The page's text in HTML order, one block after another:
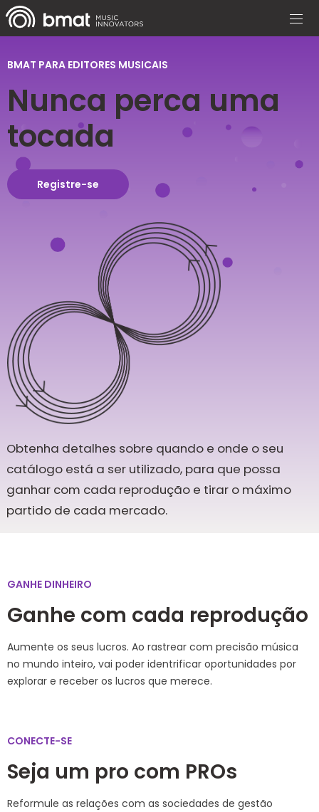
BMAT PARA EDITORES MUSICAIS
Nunca perca uma
tocada
Registre-se
Obtenha detalhes sobre quando e onde o seu
catálogo está a ser utilizado, para que possa
ganhar com cada reprodução e tirar o máximo
partido de cada mercado.
GANHE DINHEIRO
Ganhe com cada reprodução
Aumente os seus lucros. Ao rastrear com precisão música
no mundo inteiro, vai poder identrificar oportunidades por
explorar e receber os lucros que merece.
CONECTE-SE
Seja um pro com PROs
Reformule as relações com as sociedades de gestão